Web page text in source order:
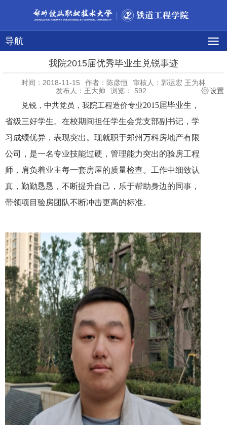
导航
我院2015届优秀毕业生兑锐事迹
时间：2018-11-15 作者：陈彦恒
审核人：郭运宏 王为林
发布人：王大帅
浏览： 592
设置
兑锐，中共党员，我院工程造价专业2015届毕业生，
省级三好学生。在校期间担任学生会党支部副书记，学
习成绩优异，表现突出。现就职于郑州万科房地产有限
公司，是一名专业技能过硬，管理能力突出的验房工程
师，肩负着业主每一套房屋的质量检查。工作中细致认
真，勤勤恳恳，不断提升自己，乐于帮助身边的同事，
带领项目验房团队不断冲击更高的标准。